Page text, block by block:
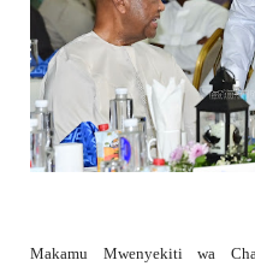
Makamu Mwenyekiti wa